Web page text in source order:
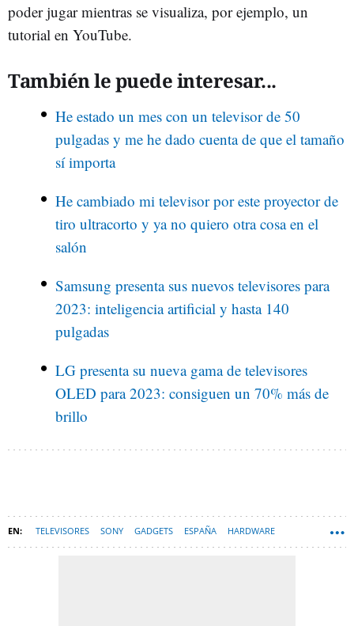
poder jugar mientras se visualiza, por ejemplo, un
tutorial en YouTube.
También le puede interesar...
He estado un mes con un televisor de 50
pulgadas y me he dado cuenta de que el tamaño
sí importa
He cambiado mi televisor por este proyector de
tiro ultracorto y ya no quiero otra cosa en el
salón
Samsung presenta sus nuevos televisores para
2023: inteligencia artificial y hasta 140
pulgadas
LG presenta su nueva gama de televisores
OLED para 2023: consiguen un 70% más de
brillo
TELEVISORES SONY GADGETS ESPAÑA HARDWARE